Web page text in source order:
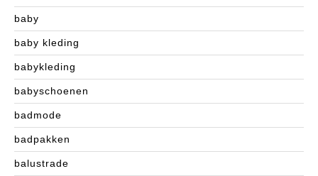
baby
baby kleding
babykleding
babyschoenen
badmode
badpakken
balustrade